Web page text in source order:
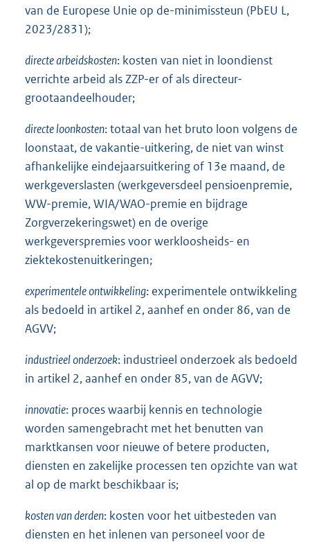
i
n
k
r
n
l
i
n
k
:
van de Europese Unie op de-minimissteun (PbEU L,
2023/2831);
directe arbeidskosten: kosten van niet in loondienst
verrichte arbeid als ZZP-er of als directeur-
grootaandeelhouder;
directe loonkosten: totaal van het bruto loon volgens de
loonstaat, de vakantie-uitkering, de niet van winst
afhankelijke eindejaarsuitkering of 13e maand, de
werkgeverslasten (werkgeversdeel pensioenpremie,
WW-premie, WIA/WAO-premie en bijdrage
Zorgverzekeringswet) en de overige
werkgeverspremies voor werkloosheids- en
ziektekostenuitkeringen;
experimentele ontwikkeling: experimentele ontwikkeling
als bedoeld in artikel 2, aanhef en onder 86, van de
AGVV;
industrieel onderzoek: industrieel onderzoek als bedoeld
in artikel 2, aanhef en onder 85, van de AGVV;
innovatie: proces waarbij kennis en technologie
worden samengebracht met het benutten van
marktkansen voor nieuwe of betere producten,
diensten en zakelijke processen ten opzichte van wat
al op de markt beschikbaar is;
kosten van derden: kosten voor het uitbesteden van
diensten en het inlenen van personeel voor de